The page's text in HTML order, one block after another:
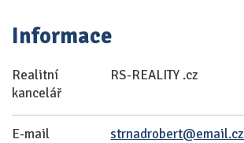
Informace
Realitní
kancelář
RS-REALITY .cz
E-mail strnadrobert@email.cz